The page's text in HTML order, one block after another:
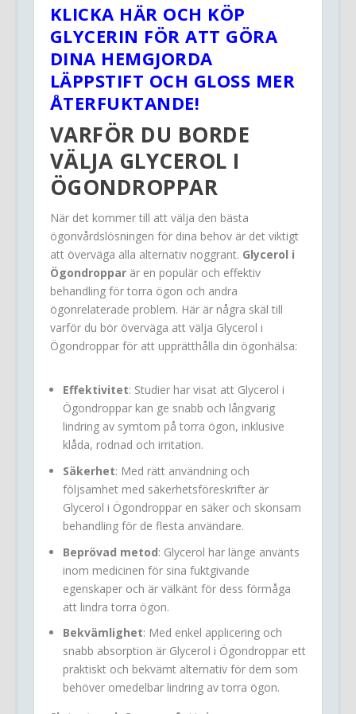
KLICKA HÄR OCH KÖP
GLYCERIN FÖR ATT GÖRA
DINA HEMGJORDA
LÄPPSTIFT OCH GLOSS MER
ÅTERFUKTANDE!
VARFÖR DU BORDE
VÄLJA GLYCEROL I
ÖGONDROPPAR
När det kommer till att välja den bästa
ögonvårdslösningen för dina behov är det viktigt
att överväga alla alternativ noggrant. Glycerol i
Ögondropparär en populär och effektiv
behandling för torra ögon och andra
ögonrelaterade problem. Här är några skäl till
varför du bör överväga att välja Glycerol i
Ögondroppar för att upprätthålla din ögonhälsa:
Effektivitet: Studier har visat att Glycerol i
Ögondroppar kan ge snabb och långvarig
lindring av symtom på torra ögon, inklusive
klåda, rodnad och irritation.
Säkerhet: Med rätt användning och
följsamhet med säkerhetsföreskrifter är
Glycerol i Ögondroppar en säker och skonsam
behandling för de flesta användare.
Beprövad metod: Glycerol har länge använts
inom medicinen för sina fuktgivande
egenskaper och är välkänt för dess förmåga
att lindra torra ögon.
Bekvämlighet: Med enkel applicering och
snabb absorption är Glycerol i Ögondroppar ett
praktiskt och bekvämt alternativ för dem som
behöver omedelbar lindring av torra ögon.